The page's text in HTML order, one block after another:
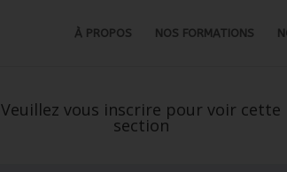
À PROPOS NOS FORMATIONS
Veuillez vous inscrire pour voir cette
section